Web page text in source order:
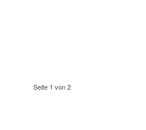
Seite 1 von 2